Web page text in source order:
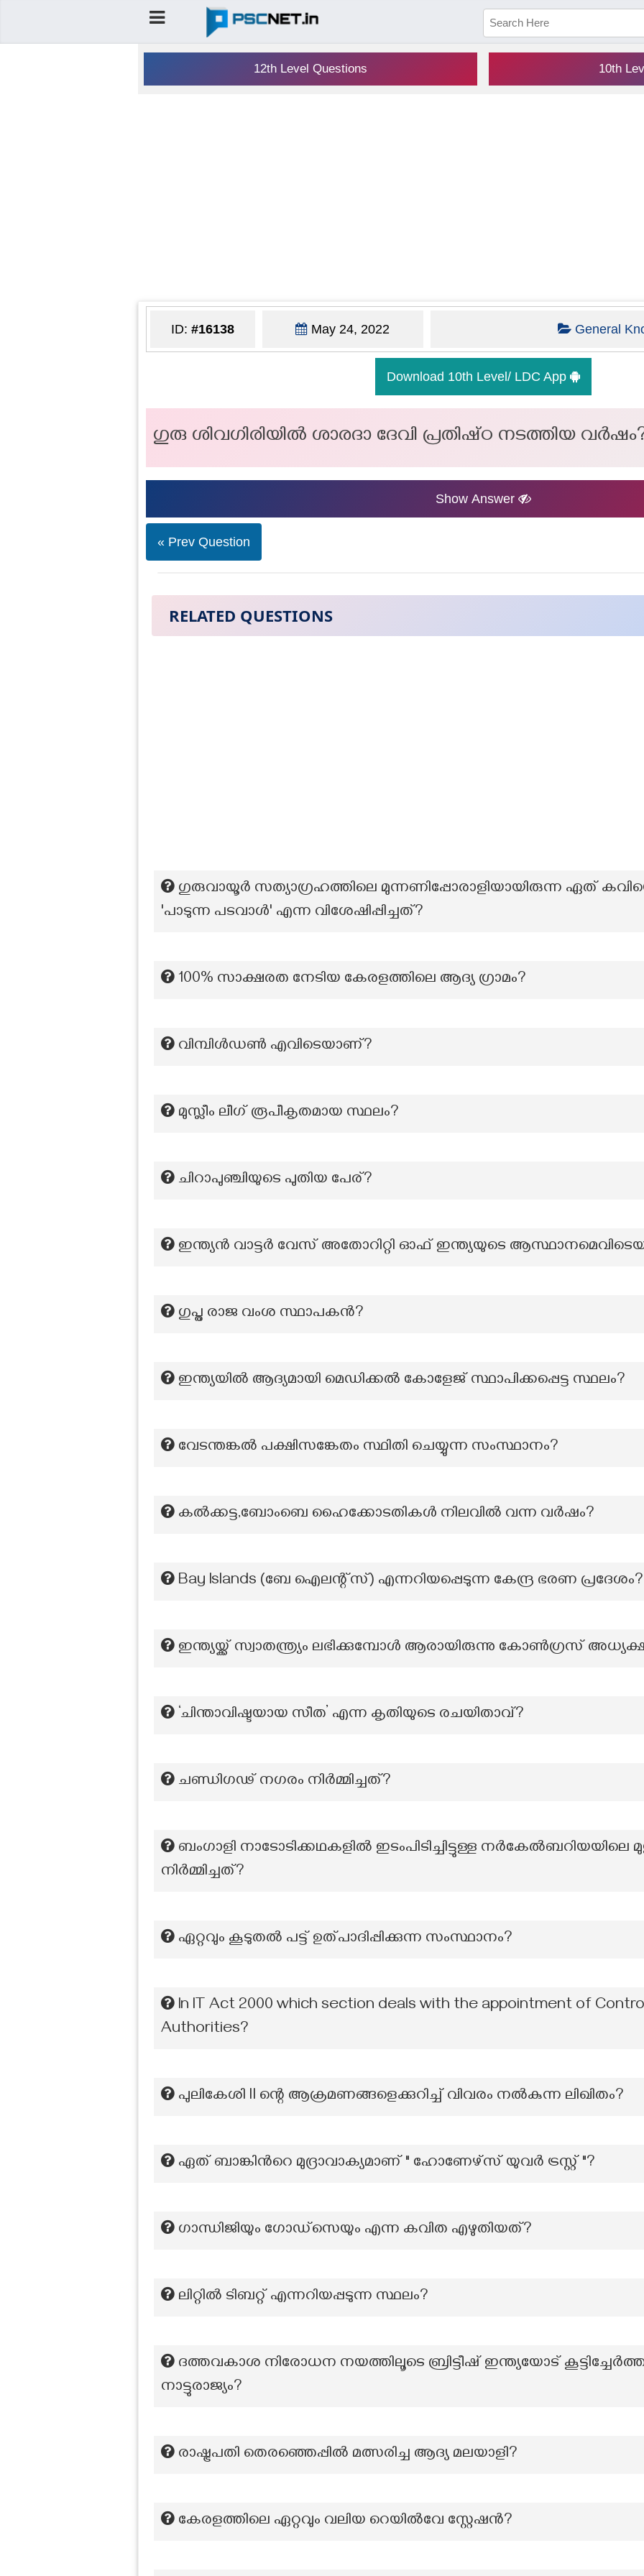
12th Level Questions 10th
ID: #16138 May 24, 2022 General
Download 10th Level/ LDC App
ഗുരു ശിവഗിരിയിൽ ശാരദാ ദേവി പ്രതിഷ്‌ഠ നടത്തിയ
Show Answer
« Prev Question
RELATED QUESTIONS
ഗുരുവായൂർ സത്യാഗ്രഹത്തിലെ മുന്നണിപ്പോരാളിയായിരുന്ന ഏത്
'പാടുന്ന പടവാൾ' എന്ന വിശേഷിപ്പിച്ചത്?
100% സാക്ഷരത നേടിയ കേരളത്തിലെ ആദ്യ ഗ്രാമം?
വിമ്പിൾഡൺ എവിടെയാണ്?
മുസ്ലീം ലീഗ് രൂപീകൃതമായ സ്ഥലം?
ചിറാപുഞ്ചിയുടെ പുതിയ പേര്?
ഇന്ത്യൻ വാട്ടർ വേസ് അതോറിറ്റി ഓഫ് ഇന്ത്യയുടെ
ഗുപ്ത രാജ വംശ സ്ഥാപകന്‍?
ഇന്ത്യയിൽ ആദ്യമായി മെഡിക്കൽ കോളേജ് സ്ഥാപിക്കപ്പെട്ട സ്ഥലം?
വേടന്തങ്കൽ പക്ഷിസങ്കേതം സ്ഥിതി ചെയ്യുന്ന സംസ്ഥാനം?
കൽക്കട്ട,ബോംബെ ഹൈക്കോടതികൾ നിലവിൽ വന്ന വർഷം?
Bay Islands (ബേ ഐലന്റ്സ്) എന്നറിയപ്പെടുന്ന കേന്ദ്ര ഭരണ പ്രദേശം?
ഇന്ത്യയ്ക്ക് സ്വാതന്ത്ര്യം ലഭിക്കുമ്പോൾ ആരായിരുന്നു കോൺഗ്രസ്
‘ചിന്താവിഷ്ടയായ സീത’ എന്ന കൃതിയുടെ രചയിതാവ്?
ചണ്ഡിഗഢ് നഗരം നിർമ്മിച്ചത്?
ബംഗാളി നാടോടിക്കഥകളിൽ ഇടംപിടിച്ചിട്ടുള്ള
നിർമ്മിച്ചത്?
ഏറ്റവും കൂടുതൽ പട്ട് ഉത്പാദിപ്പിക്കുന്ന സംസ്ഥാനം?
In IT Act 2000 which section deals with the appointment of
Authorities?
പുലികേശി ll ന്റെ ആക്രമണങ്ങളെക്കുറിച്ച് വിവരം നൽകുന്ന ലിഖിതം?
ഏത് ബാങ്കിന്‍റെ മുദ്രാവാക്യമാണ് " ഹോണേഴ്സ് യുവർ ട്രസ്റ്റ് "?
ഗാന്ധിജിയും ഗോഡ്സെയും എന്ന കവിത എഴുതിയത്?
ലിറ്റില്‍ ടിബറ്റ് എന്നറിയപ്പടുന്ന സ്ഥലം?
ദത്തവകാശ നിരോധന നയത്തിലൂടെ ബ്രിട്ടീഷ് ഇന്ത്യയോട്
നാട്ടുരാജ്യം?
രാഷ്ട്രപതി തെരഞ്ഞെപ്പിൽ മത്സരിച്ച ആദ്യ മലയാളി?
കേരളത്തിലെ ഏറ്റവും വലിയ റെയിൽവേ സ്റ്റേഷൻ?